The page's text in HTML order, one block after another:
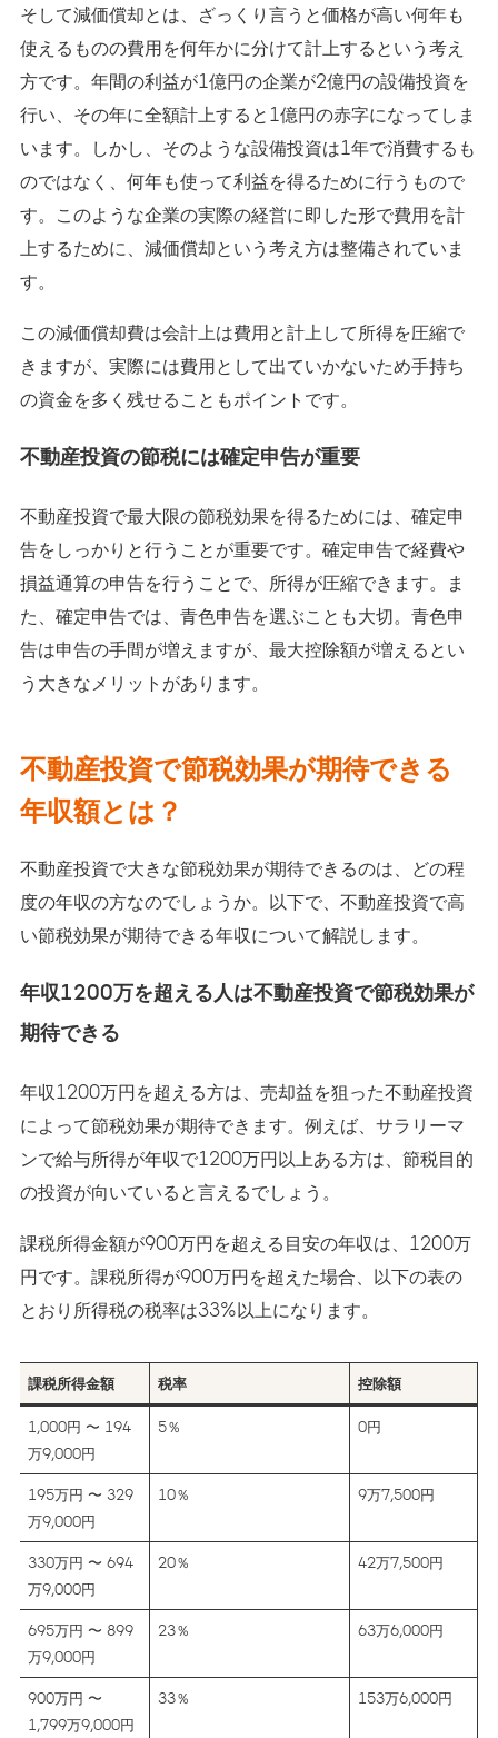
そして減価償却とは、ざっくり言うと価格が高い何年も
使えるものの費用を何年かに分けて計上するという考え
方です。年間の利益が1億円の企業が2億円の設備投資を
行い、その年に全額計上すると1億円の赤字になってしま
います。しかし、そのような設備投資は1年で消費するも
のではなく、何年も使って利益を得るために行うもので
す。このような企業の実際の経営に即した形で費用を計
上するために、減価償却という考え方は整備されていま
す。
この減価償却費は会計上は費用と計上して所得を圧縮で
きますが、実際には費用として出ていかないため手持ち
の資金を多く残せることもポイントです。
不動産投資の節税には確定申告が重要
不動産投資で最大限の節税効果を得るためには、確定申
告をしっかりと行うことが重要です。確定申告で経費や
損益通算の申告を行うことで、所得が圧縮できます。ま
た、確定申告では、青色申告を選ぶことも大切。青色申
告は申告の手間が増えますが、最大控除額が増えるとい
う大きなメリットがあります。
不動産投資で節税効果が期待できる
年収額とは？
不動産投資で大きな節税効果が期待できるのは、どの程
度の年収の方なのでしょうか。以下で、不動産投資で高
い節税効果が期待できる年収について解説します。
年収1200万を超える人は不動産投資で節税効果が
期待できる
年収1200万円を超える方は、売却益を狙った不動産投資
によって節税効果が期待できます。例えば、サラリーマ
ンで給与所得が年収で1200万円以上ある方は、節税目的
の投資が向いていると言えるでしょう。
課税所得金額が900万円を超える目安の年収は、1200万
円です。課税所得が900万円を超えた場合、以下の表の
とおり所得税の税率は33%以上になります。
課税所得金額 税率 控除額
1,000円 〜 194
万9,000円
5％ 0円
195万円 〜 329
万9,000円
10％ 9万7,500円
330万円 〜 694
万9,000円
20％ 42万7,500円
695万円 〜 899
万9,000円
23％ 63万6,000円
900万円 〜
1,799万9,000円
33％ 153万6,000円